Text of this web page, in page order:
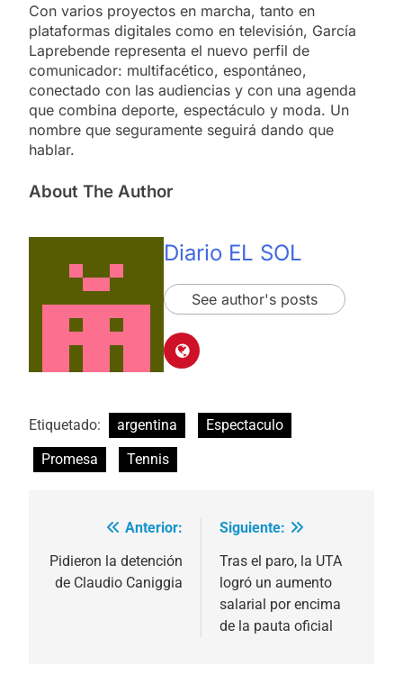
Con varios proyectos en marcha, tanto en
plataformas digitales como en televisión, García
Laprebende representa el nuevo perfil de
comunicador: multifacético, espontáneo,
conectado con las audiencias y con una agenda
que combina deporte, espectáculo y moda. Un
nombre que seguramente seguirá dando que
hablar.
About The Author
Diario EL SOL
See author's posts
Etiquetado: argentina
Espectaculo
Promesa
Tennis
Navegación
de
Anterior:
Pidieron la detención
de Claudio Caniggia
Siguiente:
Tras el paro, la UTA
logró un aumento
salarial por encima
de la pauta oficial